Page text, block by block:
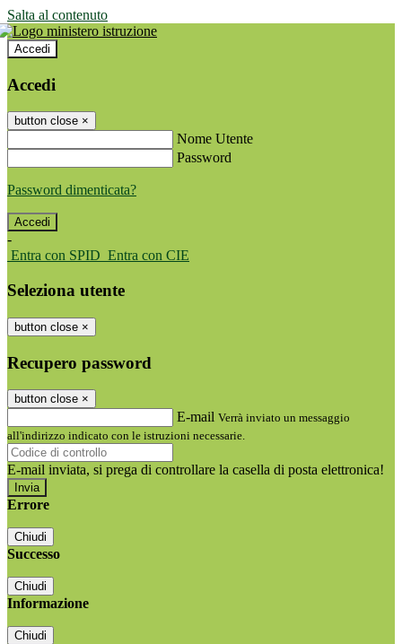
Salta al contenuto
Accedi
Accedi
button close ×
Nome Utente
Password
Password dimenticata?
-
Entra con SPID Entra con CIE
Seleziona utente
button close ×
Recupero password
button close ×
E-mail Verrà inviato un messaggio
all'indirizzo indicato con le istruzioni necessarie.
E-mail inviata, si prega di controllare la casella di posta elettronica!
Errore
Chiudi
Successo
Chiudi
Informazione
Chiudi